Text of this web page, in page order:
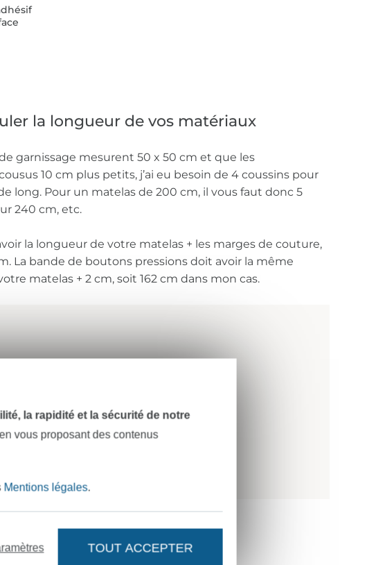
la longueur de vos matériaux
garnissage mesurent 50 x 50 cm et que les
10 cm plus petits, j’ai eu besoin de 4 coussins pour
long. Pour un matelas de 200 cm, il vous faut donc 5
240 cm, etc.
la longueur de votre matelas + les marges de couture,
La bande de boutons pressions doit avoir la même
matelas + 2 cm, soit 162 cm dans mon cas.
la rapidité et la sécurité de notre
vous proposant des contenus
Mentions légales.
TOUT ACCEPTER